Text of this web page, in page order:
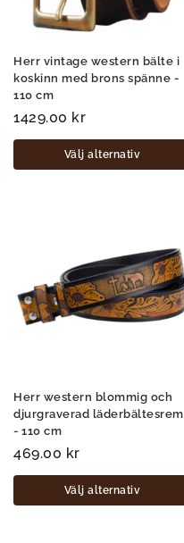
Herr vintage western bälte i
koskinn med brons spänne -
110 cm
1429.00 kr
Välj alternativ
Herr western blommig och
djurgraverad läderbältesrem
- 110 cm
469.00 kr
Välj alternativ